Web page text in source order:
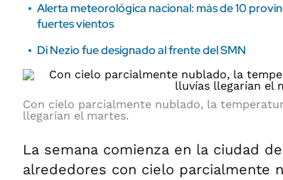
Alerta meteorológica nacional: más de 10
fuertes vientos
Di Nezio fue designado al frente del SMN
Con cielo parcialmente nublado, la
llegarían el martes.
La semana comienza en la ciudad
alrededores con cielo parcialmente